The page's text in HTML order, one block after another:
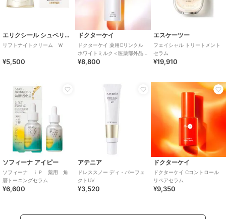
エリクシール シュペリエル
リフトナイトクリーム Ｗ
¥5,500
ドクターケイ
ドクターケイ 薬用Cリンクル
ホワイトミルク＜医薬部外品
＞
¥8,800
エスケーツー
フェイシャル トリートメント
セラム
¥19,910
ソフィーナ アイピー
ソフィーナ ｉＰ 薬用 角
層トーニングセラム
¥6,600
アテニア
ドレススノー ディ・パーフェ
クトUV
¥3,520
ドクターケイ
ドクターケイ Cコントロール
リペアセラム
¥9,350